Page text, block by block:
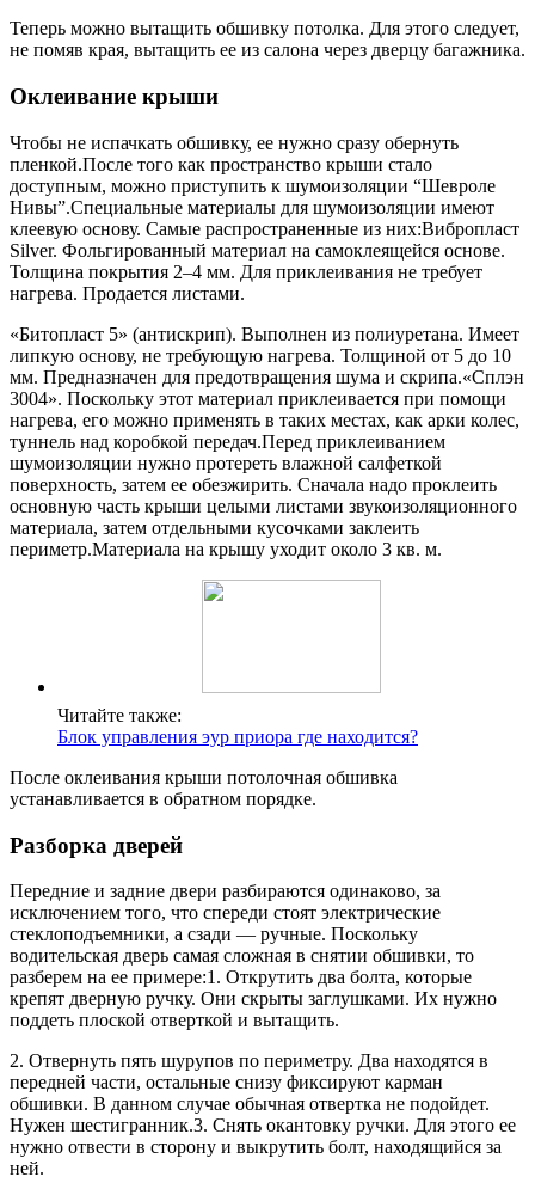
Теперь можно вытащить обшивку потолка. Для этого следует,
не помяв края, вытащить ее из салона через дверцу багажника.
Оклеивание крыши
Чтобы не испачкать обшивку, ее нужно сразу обернуть
пленкой.После того как пространство крыши стало
доступным, можно приступить к шумоизоляции “Шевроле
Нивы”.Специальные материалы для шумоизоляции имеют
клеевую основу. Самые распространенные из них:Вибропласт
Silver. Фольгированный материал на самоклеящейся основе.
Толщина покрытия 2–4 мм. Для приклеивания не требует
нагрева. Продается листами.
«Битопласт 5» (антискрип). Выполнен из полиуретана. Имеет
липкую основу, не требующую нагрева. Толщиной от 5 до 10
мм. Предназначен для предотвращения шума и скрипа.«Сплэн
3004». Поскольку этот материал приклеивается при помощи
нагрева, его можно применять в таких местах, как арки колес,
туннель над коробкой передач.Перед приклеиванием
шумоизоляции нужно протереть влажной салфеткой
поверхность, затем ее обезжирить. Сначала надо проклеить
основную часть крыши целыми листами звукоизоляционного
материала, затем отдельными кусочками заклеить
периметр.Материала на крышу уходит около 3 кв. м.
Читайте также:
Блок управления эур приора где находится?
После оклеивания крыши потолочная обшивка
устанавливается в обратном порядке.
Разборка дверей
Передние и задние двери разбираются одинаково, за
исключением того, что спереди стоят электрические
стеклоподъемники, а сзади — ручные. Поскольку
водительская дверь самая сложная в снятии обшивки, то
разберем на ее примере:1. Открутить два болта, которые
крепят дверную ручку. Они скрыты заглушками. Их нужно
поддеть плоской отверткой и вытащить.
2. Отвернуть пять шурупов по периметру. Два находятся в
передней части, остальные снизу фиксируют карман
обшивки. В данном случае обычная отвертка не подойдет.
Нужен шестигранник.3. Снять окантовку ручки. Для этого ее
нужно отвести в сторону и выкрутить болт, находящийся за
ней.